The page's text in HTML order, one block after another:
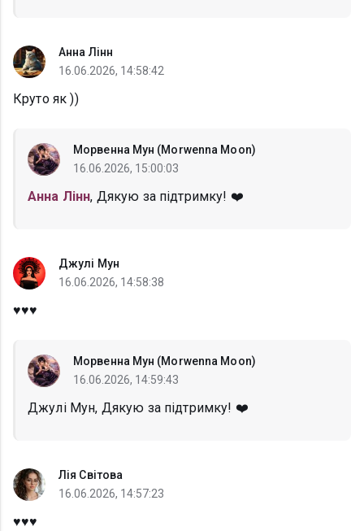
Анна Лінн
16.06.2026, 14:58:42
Круто як ))
Морвенна Мун (Morwenna Moon)
16.06.2026, 15:00:03
Анна Лінн, Дякую за підтримку! ❤️
Джулі Мун
16.06.2026, 14:58:38
♥️♥️♥️
Морвенна Мун (Morwenna Moon)
16.06.2026, 14:59:43
Джулі Мун, Дякую за підтримку! ❤️
Лія Світова
16.06.2026, 14:57:23
♥️♥️♥️